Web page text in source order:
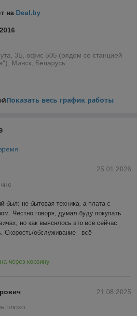
на Deal.by
3Б, офис 505 (рядом со станцией
Минск, Беларусь
Показать весь график работы
25.01.2026
был: не бытовая техника, а плата с
Честно говоря, думал буду покупать
но как выяснлось это всё сейчас
Скорость/обслуживание - всё
через корзину
21.08.2025
плохо